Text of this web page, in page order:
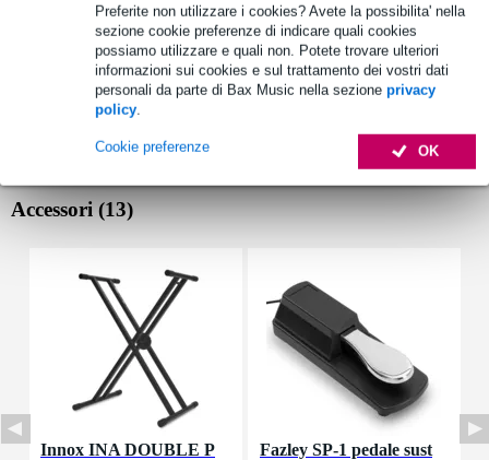
Preferite non utilizzare i cookies? Avete la possibilita' nella
sezione cookie preferenze di indicare quali cookies
possiamo utilizzare e quali non. Potete trovare ulteriori
informazioni sui cookies e sul trattamento dei vostri dati
personali da parte di Bax Music nella sezione privacy
policy.
OK
Cookie preferenze
Accessori (13)
Innox INA DOUBLE P
Fazley SP-1 pedale sust